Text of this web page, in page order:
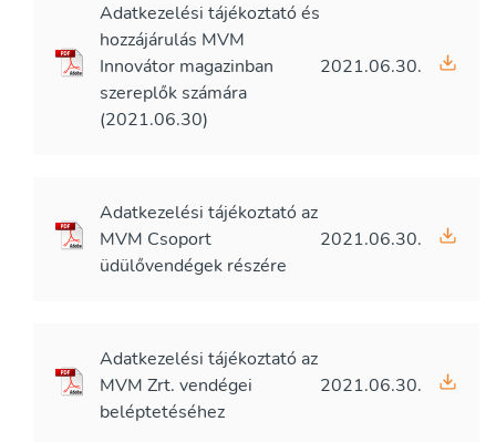
Adatkezelési tájékoztató és
hozzájárulás MVM
Innovátor magazinban
szereplők számára
(2021.06.30)
2021.06.30.
Adatkezelési tájékoztató az
MVM Csoport
üdülővendégek részére
2021.06.30.
Adatkezelési tájékoztató az
MVM Zrt. vendégei
beléptetéséhez
2021.06.30.